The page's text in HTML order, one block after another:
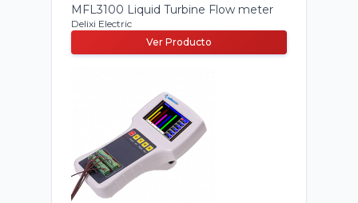
MFL3100 Liquid Turbine Flow meter
Delixi Electric
Ver Producto